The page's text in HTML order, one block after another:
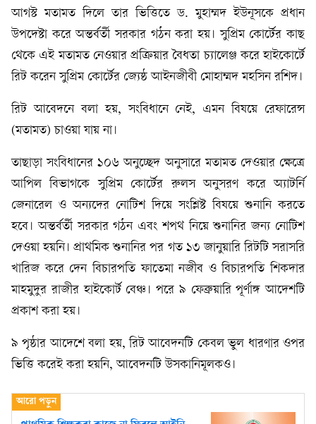
আগস্ট মতামত দিলে তার ভিত্তিতে ড. মুহাম্মদ ইউনূসকে প্রধান
উপদেষ্টা করে অন্তর্বর্তী সরকার গঠন করা হয়। সুপ্রিম কোর্টের কাছ
থেকে এই মতামত নেওয়ার প্রক্রিয়ার বৈধতা চ্যালেঞ্জ করে হাইকোর্টে
রিট করেন সুপ্রিম কোর্টের জ্যেষ্ঠ আইনজীবী মোহাম্মদ মহসিন রশিদ।
রিট আবেদনে বলা হয়, সংবিধানে নেই, এমন বিষয়ে রেফারেন্স
(মতামত) চাওয়া যায় না।
তাছাড়া সংবিধানের ১০৬ অনুচ্ছেদ অনুসারে মতামত দেওয়ার ক্ষেত্রে
আপিল বিভাগকে সুপ্রিম কোর্টের রুলস অনুসরণ করে অ্যাটর্নি
জেনারেল ও অন্যদের নোটিশ দিয়ে সংশ্লিষ্ট বিষয়ে শুনানি করতে
হবে। অন্তর্বর্তী সরকার গঠন এবং শপথ নিয়ে শুনানির জন্য নোটিশ
দেওয়া হয়নি। প্রাথমিক শুনানির পর গত ১৩ জানুয়ারি রিটটি সরাসরি
খারিজ করে দেন বিচারপতি ফাতেমা নজীব ও বিচারপতি শিকদার
মাহমুদুর রাজীর হাইকোর্ট বেঞ্চ। পরে ৯ ফেব্রুয়ারি পূর্ণাঙ্গ আদেশটি
প্রকাশ করা হয়।
৯ পৃষ্ঠার আদেশে বলা হয়, রিট আবেদনটি কেবল ভুল ধারণার ওপর
ভিত্তি করেই করা হয়নি, আবেদনটি উসকানিমূলকও।